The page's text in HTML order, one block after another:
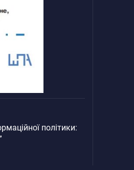
політики: